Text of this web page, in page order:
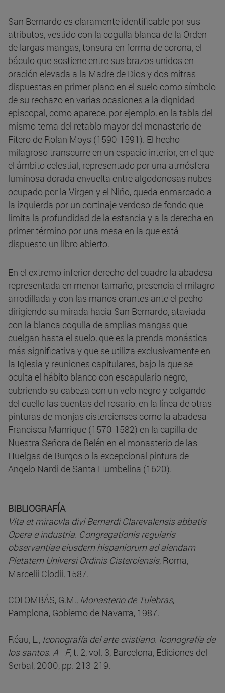
San Bernardo es claramente identificable por sus
atributos, vestido con la cogulla blanca de la Orden
de largas mangas, tonsura en forma de corona, el
báculo que sostiene entre sus brazos unidos en
oración elevada a la Madre de Dios y dos mitras
dispuestas en primer plano en el suelo como símbolo
de su rechazo en varias ocasiones a la dignidad
episcopal, como aparece, por ejemplo, en la tabla del
mismo tema del retablo mayor del monasterio de
Fitero de Rolan Moys (1590-1591). El hecho
milagroso transcurre en un espacio interior, en el que
el ámbito celestial, representado por una atmósfera
luminosa dorada envuelta entre algodonosas nubes
ocupado por la Virgen y el Niño, queda enmarcado a
la izquierda por un cortinaje verdoso de fondo que
limita la profundidad de la estancia y a la derecha en
primer término por una mesa en la que está
dispuesto un libro abierto.
En el extremo inferior derecho del cuadro la abadesa
representada en menor tamaño, presencia el milagro
arrodillada y con las manos orantes ante el pecho
dirigiendo su mirada hacia San Bernardo, ataviada
con la blanca cogulla de amplias mangas que
cuelgan hasta el suelo, que es la prenda monástica
más significativa y que se utiliza exclusivamente en
la Iglesia y reuniones capitulares, bajo la que se
oculta el hábito blanco con escapulario negro,
cubriendo su cabeza con un velo negro y colgando
del cuello las cuentas del rosario, en la línea de otras
pinturas de monjas cistercienses como la abadesa
Francisca Manrique (1570-1582) en la capilla de
Nuestra Señora de Belén en el monasterio de las
Huelgas de Burgos o la excepcional pintura de
Angelo Nardi de Santa Humbelina (1620).
BIBLIOGRAFÍA
Vita et miracvla divi Bernardi Clarevalensis abbatis
Opera e industria. Congregationis regularis
observantiae eiusdem hispaniorum ad alendam
Pietatem Universi Ordinis Cisterciensis, Roma,
Marcelii Clodii, 1587.
COLOMBÁS, G.M., Monasterio de Tulebras,
Pamplona, Gobierno de Navarra, 1987.
Réau, L., Iconografía del arte cristiano. Iconografía de
los santos. A - F, t. 2, vol. 3, Barcelona, Ediciones del
Serbal, 2000, pp. 213-219.